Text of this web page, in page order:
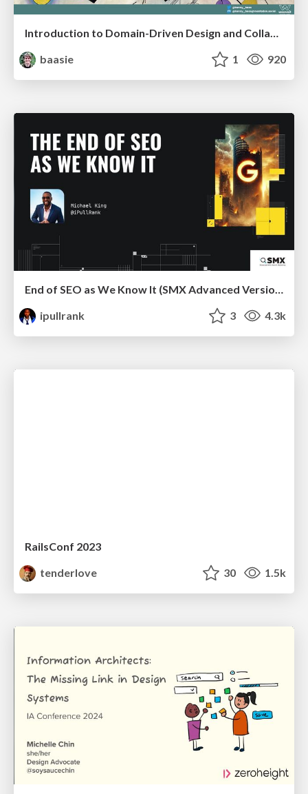
Introduction to Domain-Driven Design and Collaborative software design
baasie
1 920
End of SEO as We Know It (SMX Advanced Version)
ipullrank
3 4.3k
RailsConf 2023
tenderlove
30 1.5k